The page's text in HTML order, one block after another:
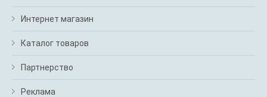
Интернет магазин
Каталог товаров
Партнерство
Реклама